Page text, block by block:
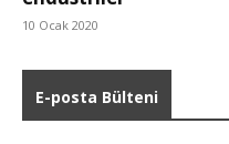
10 Ocak 2020
E-posta Bülteni